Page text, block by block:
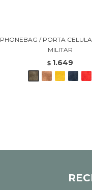
PHONEBAG / PORTA
MILITAR
$ 1.649